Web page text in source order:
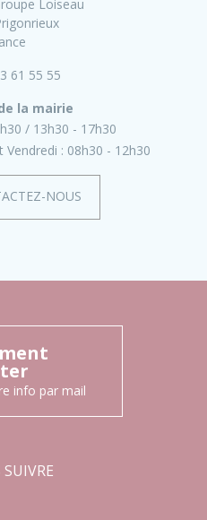
Loiseau
61 55 55
la mairie
13h30 - 17h30
Vendredi : 08h30 - 12h30
NOUS
info par mail